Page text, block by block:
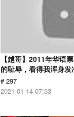
【越哥】2011年华语
的耻辱，看得我浑身发
# 297
2021-01-14 07:33